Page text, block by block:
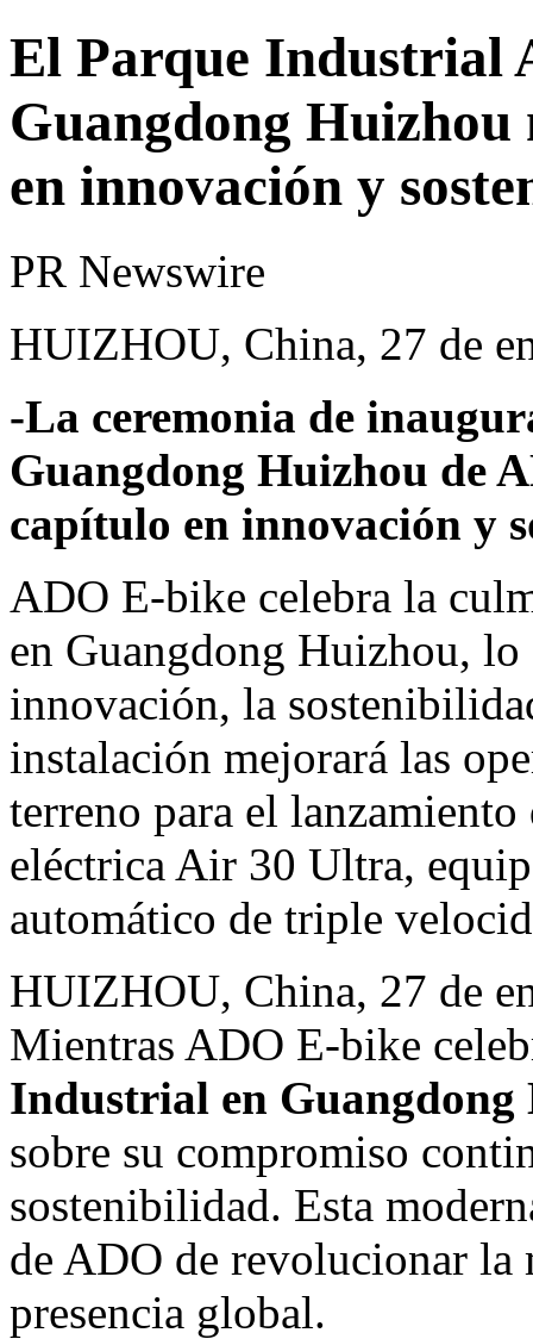
El Parque Industrial
Guangdong
en innovación y
PR Newswire
HUIZHOU, China, 27 de
-La ceremonia de
Guangdong Huizhou de
capítulo en innovación y
ADO E-bike celebra la
en Guangdong Huizhou,
innovación, la
instalación mejorará las
terreno para el
eléctrica Air 30 Ultra,
automático de triple
HUIZHOU, China, 27 de
Mientras ADO E-bike
Industrial en Guangdong
sobre su compromiso
sostenibilidad. Esta
de ADO de revolucionar
presencia global.